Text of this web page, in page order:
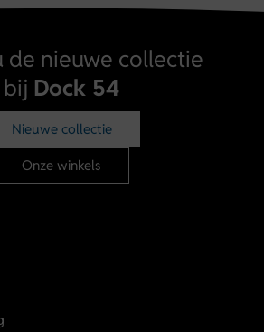
de nieuwe collectie
bij Dock 54
Nieuwe collectie
Onze winkels